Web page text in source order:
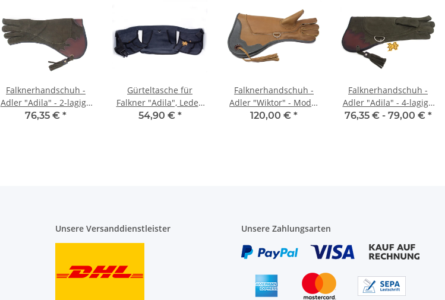
Falknerhandschuh -
Adler "Adila" - 2-lagig -
Dunkelgrün / Braun
76,35 € *
Gürteltasche für
Falkner "Adila", Leder,
blau B-Ware
54,90 € *
Falknerhandschuh -
Adler "Wiktor" - Model
04-02
120,00 € *
Falknerhandschuh -
Adler "Adila" - 4-lagig -
Dunkelgrün / Braun
76,35 € - 79,00 € *
Unsere Versanddienstleister Unsere Zahlungsarten